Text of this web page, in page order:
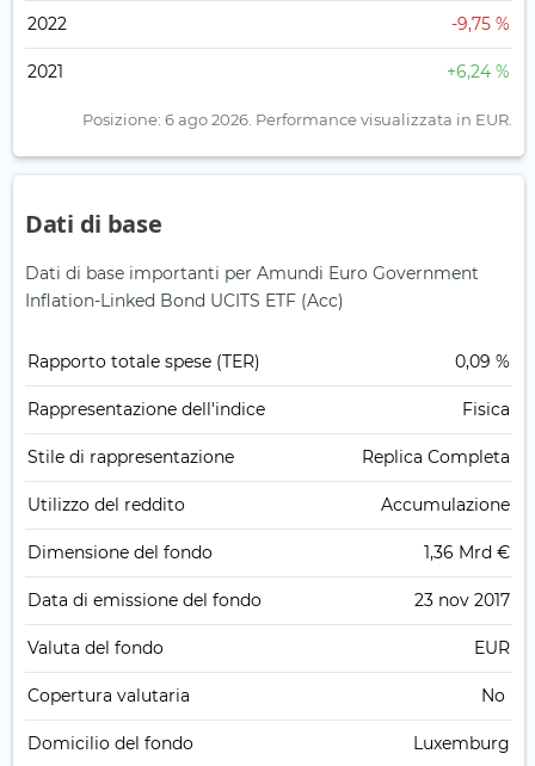
2022 -9,75 %
2021 +6,24 %
Posizione: 6 ago 2026. Performance visualizzata in EUR.
Dati di base
Dati di base importanti per Amundi Euro Government
Inflation-Linked Bond UCITS ETF (Acc)
Rapporto totale spese (TER) 0,09 %
Rappresentazione dell'indice Fisica
Stile di rappresentazione Replica Completa
Utilizzo del reddito Accumulazione
Dimensione del fondo 1,36 Mrd €
Data di emissione del fondo 23 nov 2017
Valuta del fondo EUR
Copertura valutaria No
Domicilio del fondo Luxemburg